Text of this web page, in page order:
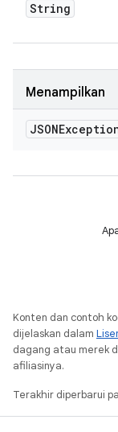
String
Menampilkan
Konten dan contoh
dijelaskan dalam
dagang atau merek
afiliasinya.
Terakhir diperbarui